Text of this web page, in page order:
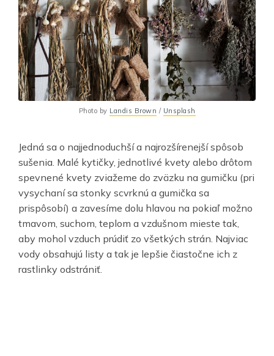
Photo by Landis Brown / Unsplash
Jedná sa o najjednoduchší a najrozšírenejší spôsob
sušenia. Malé kytičky, jednotlivé kvety alebo drôtom
spevnené kvety zviažeme do zväzku na gumičku (pri
vysychaní sa stonky scvrknú a gumička sa
prispôsobí) a zavesíme dolu hlavou na pokiaľ možno
tmavom, suchom, teplom a vzdušnom mieste tak,
aby mohol vzduch prúdiť zo všetkých strán. Najviac
vody obsahujú listy a tak je lepšie čiastočne ich z
rastlinky odstrániť.